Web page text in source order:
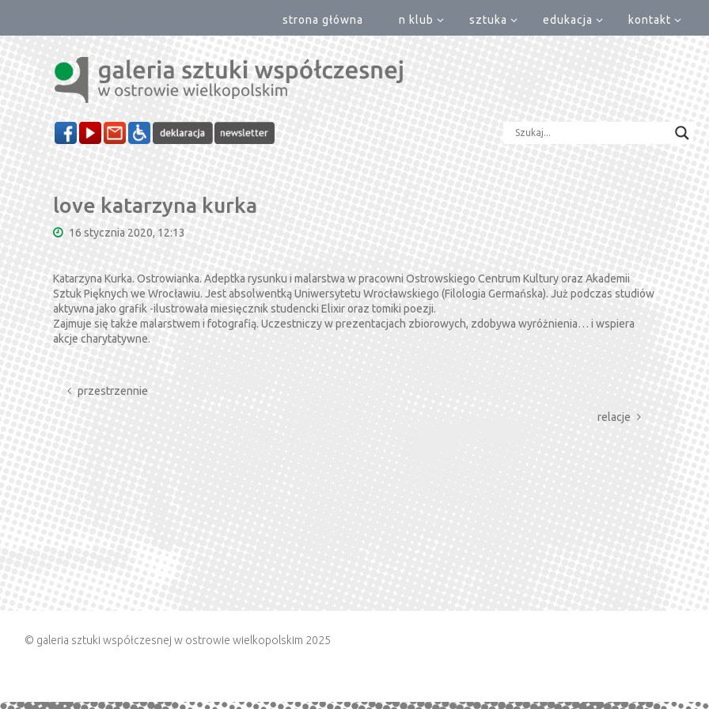
strona główna n klub sztuka edukacja kontakt
love katarzyna kurka
16 stycznia 2020, 12:13
Katarzyna Kurka. Ostrowianka. Adeptka rysunku i malarstwa w pracowni Ostrowskiego Centrum Kultury oraz Akademii
Sztuk Pięknych we Wrocławiu. Jest absolwentką Uniwersytetu Wrocławskiego (Filologia Germańska). Już podczas studiów
aktywna jako grafik -ilustrowała miesięcznik studencki Elixir oraz tomiki poezji.
Zajmuje się także malarstwem i fotografią. Uczestniczy w prezentacjach zbiorowych, zdobywa wyróżnienia… i wspiera
akcje charytatywne.
przestrzennie
relacje
© galeria sztuki współczesnej w ostrowie wielkopolskim 2025